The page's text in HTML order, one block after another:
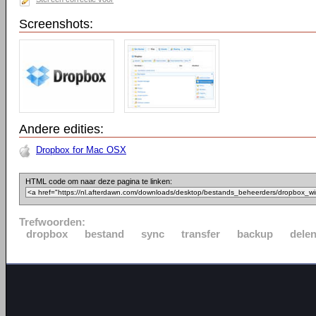
Screenshots:
Andere edities:
Dropbox for Mac OSX
HTML code om naar deze pagina te linken:
Trefwoorden:
dropbox
bestand sync transfer backup delen